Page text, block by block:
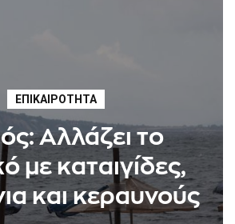
ΕΠΙΚΑΙΡΌΤΗΤΑ
Αλλάζει το
με καταιγίδες,
και κεραυνούς